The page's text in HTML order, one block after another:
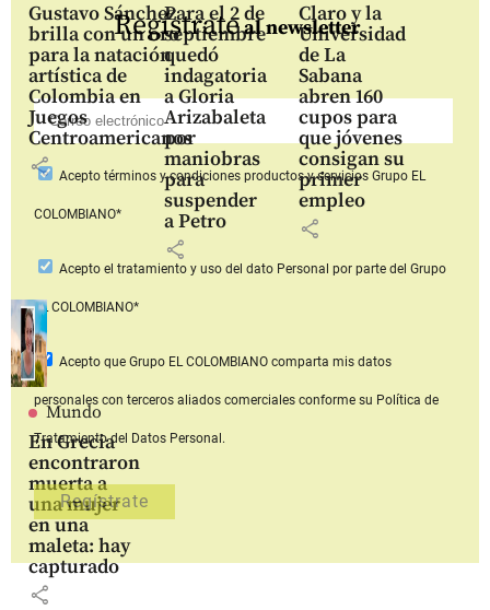
Gustavo Sánchez
brilla con un oro
para la natación
artística de
Colombia en
Juegos
Centroamericanos
share
Para el 2 de
septiembre
quedó
indagatoria
a Gloria
Arizabaleta
por
maniobras
para
suspender
a Petro
share
Claro y la
Universidad
de La
Sabana
abren 160
cupos para
que jóvenes
consigan su
primer
empleo
share
Mundo
En Grecia
encontraron
muerta a
una mujer
en una
maleta: hay
capturado
share
Regístrateal newsletter
Aceptotérminos y condiciones productos y serviciosGrupo EL
COLOMBIANO*
Acepto el tratamiento y uso del dato Personal por parte del Grupo
EL COLOMBIANO*
Acepto que Grupo EL COLOMBIANOcomparta mis datos
personales con terceros aliados comerciales conforme su Política de
Tratamiento del Datos Personal.